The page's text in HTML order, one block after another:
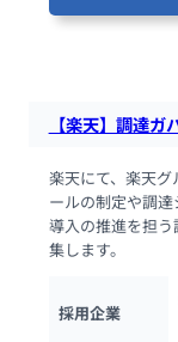
【楽天】調達
楽天にて、楽天
ールの制定や調
導入の推進を担
集します。
採用企業